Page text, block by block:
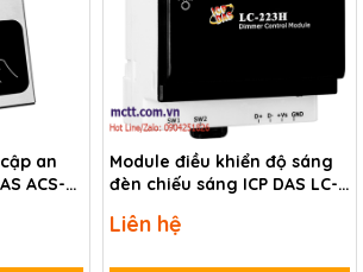
an
ACS-
Module điều khiển độ sáng
đèn chiếu sáng ICP DAS LC-
Liên hệ